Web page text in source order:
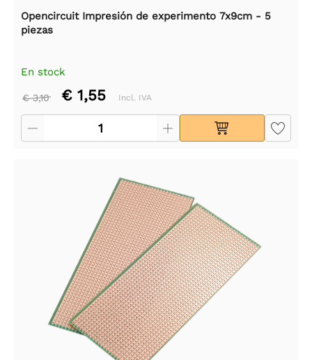
Opencircuit Impresión de experimento 7x9cm - 5
piezas
En stock
€ 3,10 € 1,55 Incl. IVA